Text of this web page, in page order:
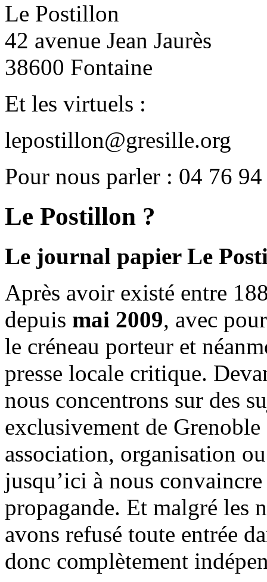
Le Postillon
42 avenue Jean Jaurès
38600 Fontaine
Et les virtuels :
lepostillon@gresille.org
Pour nous parler : 04 76
Le Postillon ?
Le journal papier Le
Après avoir existé entre
depuis mai 2009, avec
le créneau porteur et
presse locale critique.
nous concentrons sur des
exclusivement de
association, organisation
jusqu’ici à nous
propagande. Et malgré les
avons refusé toute entrée
donc complètement